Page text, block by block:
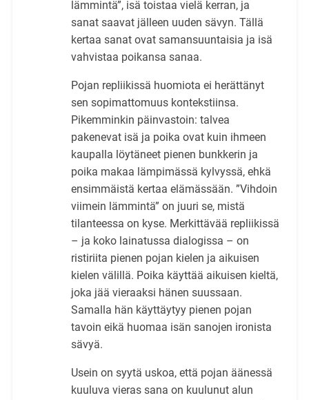
lämmintä”, isä toistaa vielä kerran, ja
sanat saavat jälleen uuden sävyn. Tällä
kertaa sanat ovat samansuuntaisia ja isä
vahvistaa poikansa sanaa.
Pojan repliikissä huomiota ei herättänyt
sen sopimattomuus kontekstiinsa.
Pikemminkin päinvastoin: talvea
pakenevat isä ja poika ovat kuin ihmeen
kaupalla löytäneet pienen bunkkerin ja
poika makaa lämpimässä kylvyssä, ehkä
ensimmäistä kertaa elämässään. ”Vihdoin
viimein lämmintä” on juuri se, mistä
tilanteessa on kyse. Merkittävää repliikissä
– ja koko lainatussa dialogissa – on
ristiriita pienen pojan kielen ja aikuisen
kielen välillä. Poika käyttää aikuisen kieltä,
joka jää vieraaksi hänen suussaan.
Samalla hän käyttäytyy pienen pojan
tavoin eikä huomaa isän sanojen ironista
sävyä.
Usein on syytä uskoa, että pojan äänessä
kuuluva vieras sana on kuulunut alun